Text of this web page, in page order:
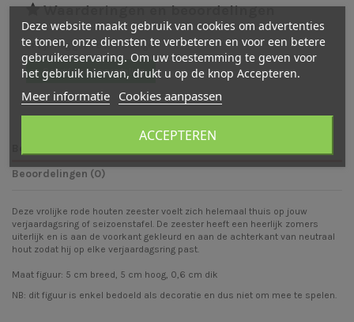
Waarderingen en beoordelingen
Er zijn nog geen beoordelingen
Schrijf een beoordeling
Beoordelingen (0)
Deze vrolijke rode houten zeester voelt zich helemaal thuis op jouw
verjaardagsring of seizoenstafel. De zeester heeft een heerlijk zomers
uiterlijk en is aan de voorkant gekleurd en aan de achterkant van neutraal
hout zodat hij op elke verjaardagsring past.
Maat figuur: 5 cm breed, 5 cm hoog, 0,6 cm dik
NB: dit figuur is enkel bedoeld als decoratie en dus niet om mee te spelen.
Deze website maakt gebruik van cookies om advertenties
te tonen, onze diensten te verbeteren en voor een betere
gebruikerservaring. Om uw toestemming te geven voor
het gebruik hiervan, drukt u op de knop Accepteren.
Meer informatie Cookies aanpassen
ACCEPTEREN